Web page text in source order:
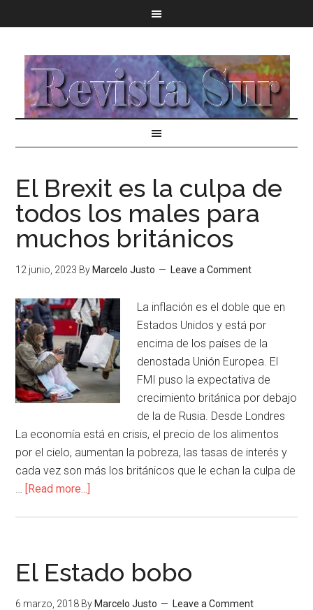
El Brexit es la culpa de
todos los males para
muchos británicos
12 junio, 2023 By Marcelo Justo Leave a Comment
La inflación es el doble que en
Estados Unidos y está por
encima de los países de la
denostada Unión Europea. El
FMI puso la expectativa de
crecimiento británica por debajo
de la de Rusia. Desde Londres
La economía está en crisis, el precio de los alimentos
por el cielo, aumentan la pobreza, las tasas de interés y
cada vez son más los británicos que le echan la culpa de
… [Read more...]
El Estado bobo
6 marzo, 2018 By Marcelo Justo Leave a Comment